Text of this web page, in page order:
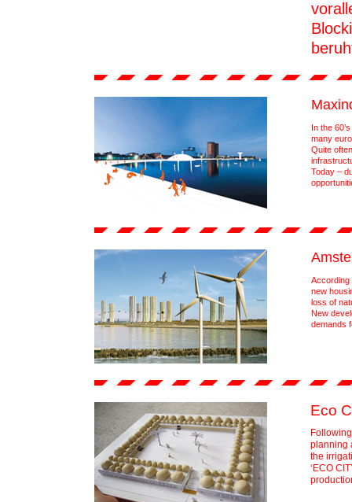
In the
many
Quite
Today –
According
new
loss of
New
demands
Eco
planning
the
‘ECO